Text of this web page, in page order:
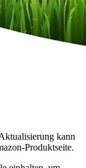
kann
Produktseite.